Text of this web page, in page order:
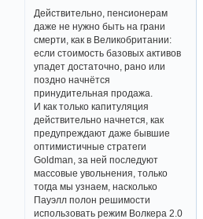
Действительно, пенсионерам
даже не нужно быть на грани
смерти, как в Великобритании:
если стоимость базовых активов
упадет достаточно, рано или
поздно начнётся
принудительная продажа.
И как только капитуляция
действительно начнется, как
предупреждают даже бывшие
оптимистичные стратеги
Goldman, за ней последуют
массовые увольнения, только
тогда мы узнаем, насколько
Пауэлл полон решимости
использовать режим Волкера 2.0